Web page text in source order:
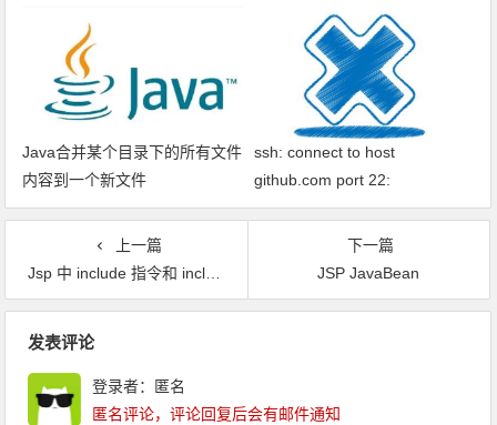
Java合并某个目录下的所有文件
内容到一个新文件
ssh: connect to host
github.com port 22:
Connection timed out fatal: xxx
上一篇
Jsp 中 include 指令和 include 动作的区别
下一篇
JSP JavaBean
发表评论
登录者：匿名
匿名评论，评论回复后会有邮件通知